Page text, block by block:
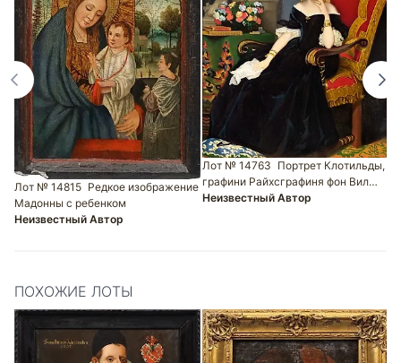
Лот № 14815 Редкое изображение
Мадонны с ребенком
Неизвестный Автор
Лот № 14763 Портрет Клотильды,
графини Райхсграфиня фон Вил…
Неизвестный Автор
ПОХОЖИЕ ЛОТЫ